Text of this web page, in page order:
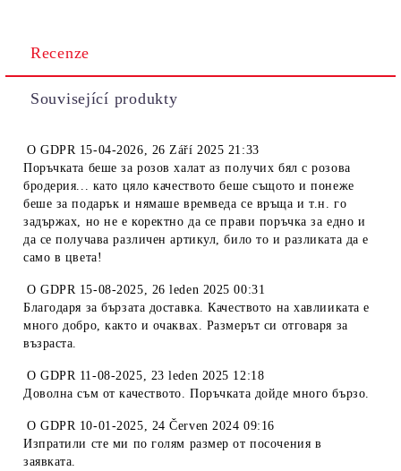
Recenze
Související produkty
OGDPR 15-04-2026, 26 Září 2025 21:33
Поръчката беше за розов халат аз получих бял с розова
бродерия... като цяло качеството беше същото и понеже
беше за подарък и нямаше времведа се връща и т.н. го
задържах, но не е коректно да се прави поръчка за едно и
да се получава различен артикул, било то и разликата да е
само в цвета!
OGDPR 15-08-2025, 26 leden 2025 00:31
Благодаря за бързата доставка. Качеството на хавлииката е
много добро, както и очаквах. Размерът си отговаря за
възраста.
OGDPR 11-08-2025, 23 leden 2025 12:18
Доволна съм от качеството. Поръчката дойде много бързо.
OGDPR 10-01-2025, 24 Červen 2024 09:16
Изпратили сте ми по голям размер от посочения в
заявката.